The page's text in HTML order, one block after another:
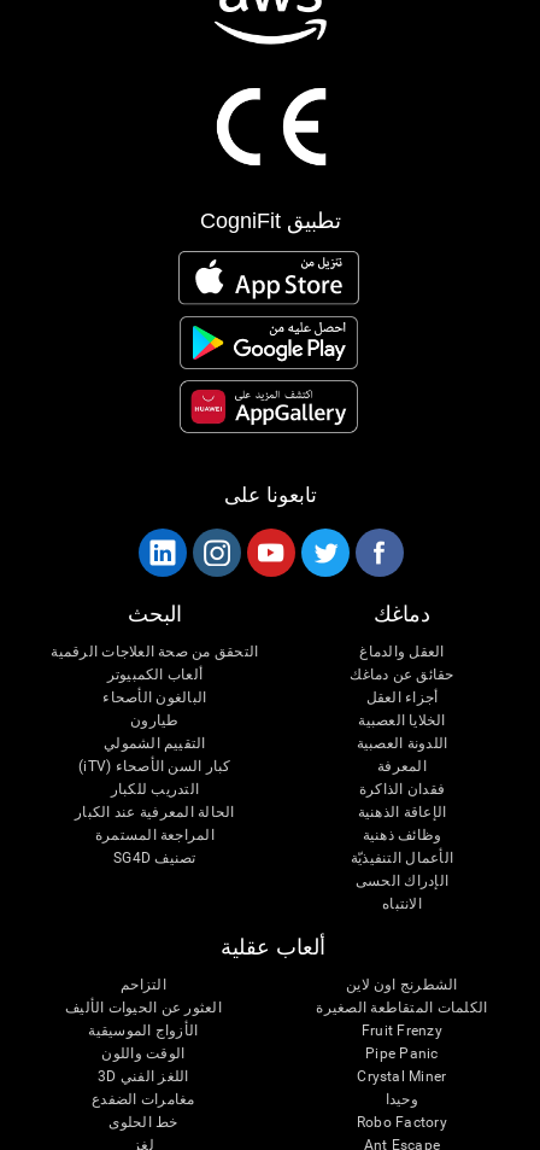
تطبيق CogniFit
تابعونا على
دماغك
العقل والدماغ
حقائق عن دماغك
أجزاء العقل
الخلايا العصبية
اللدونة العصبية
المعرفة
فقدان الذاكرة
الإعاقة الذهنية
وظائف ذهنية
الأعمال التنفيذيّة
الإدراك الحسى
الانتباه
البحث
التحقق من صحة العلاجات الرقمية
ألعاب الكمبيوتر
البالغون الأصحاء
طيارون
التقييم الشمولي
كبار السن الأصحاء (iTV)
التدريب للكبار
الحالة المعرفية عند الكبار
المراجعة المستمرة
تصنيف SG4D
ألعاب عقلية
الشطرنج اون لاين
الكلمات المتقاطعة الصغيرة
Fruit Frenzy
Pipe Panic
Crystal Miner
وحيدا
Robo Factory
Ant Escape
التزاحم
العثور عن الحيوات الأليف
الأزواج الموسيقية
الوقت واللون
اللغز الفني 3D
مغامرات الضفدع
خط الحلوى
لغز